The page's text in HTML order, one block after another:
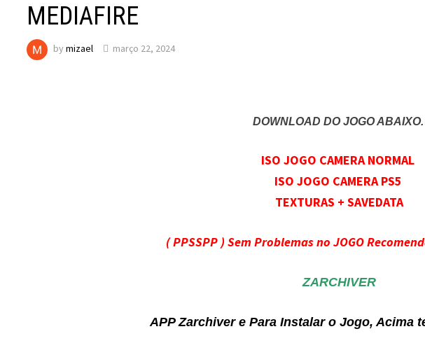
MEDIAFIRE
bymizael março 22, 2024
DOWNLOAD DO JOGO ABAIXO.
ISO JOGO CAMERA NORMAL
ISO JOGO CAMERA PS5
TEXTURAS + SAVEDATA
( PPSSPP ) Sem Problemas no JOGO
ZARCHIVER
APP Zarchiver e Para Instalar o Jogo, Acima